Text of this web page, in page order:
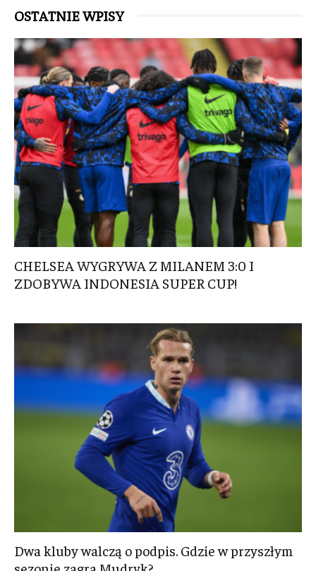
OSTATNIE WPISY
CHELSEA WYGRYWA Z MILANEM 3:0 I
ZDOBYWA INDONESIA SUPER CUP!
Dwa kluby walczą o podpis. Gdzie w przyszłym